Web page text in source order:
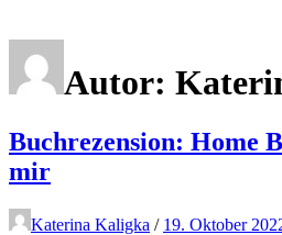
Autor:
Buchrezension: Home
mir
Katerina Kaligka / 19. Oktober